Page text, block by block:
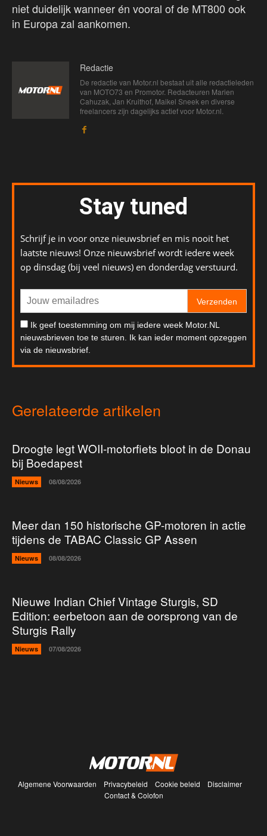
niet duidelijk wanneer én vooral of de MT800 ook
in Europa zal aankomen.
Redactie
De redactie van Motor.nl bestaat uit alle redactieleden
van MOTO73 en Promotor. Redacteuren Marien
Cahuzak, Jan Kruithof, Maikel Sneek en diverse
freelancers zijn dagelijks actief voor Motor.nl.
Stay tuned
Schrijf je in voor onze nieuwsbrief en mis nooit het
laatste nieuws! Onze nieuwsbrief wordt iedere week
op dinsdag (bij veel nieuws) en donderdag verstuurd.
Verzenden
Ik geef toestemming om mij iedere week Motor.NL
nieuwsbrieven toe te sturen. Ik kan ieder moment opzeggen
via de nieuwsbrief.
Gerelateerde artikelen
Droogte legt WOII-motorfiets bloot in de Donau
bij Boedapest
Nieuws 08/08/2026
Meer dan 150 historische GP-motoren in actie
tijdens de TABAC Classic GP Assen
Nieuws 08/08/2026
Nieuwe Indian Chief Vintage Sturgis, SD
Edition: eerbetoon aan de oorsprong van de
Sturgis Rally
Nieuws 07/08/2026
Algemene Voorwaarden Privacybeleid Cookie beleid
Disclaimer
Contact & Colofon